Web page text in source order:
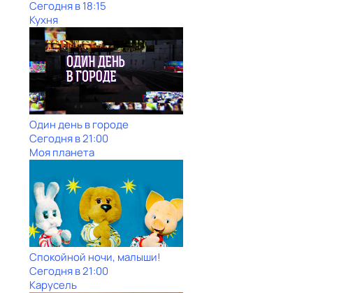
Сегодня в 18:15
Кухня
Один день в городе
Сегодня в 21:00
Моя планета
Спокойной ночи, малыши!
Сегодня в 21:00
Карусель